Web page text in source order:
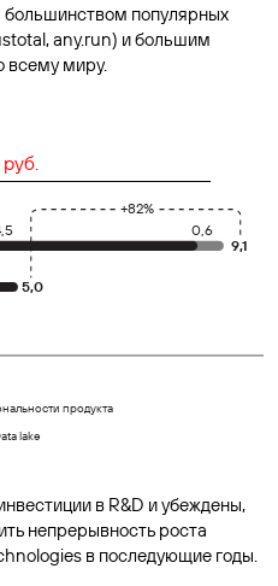
большинством популярных
any.run) и большим
всему миру.
продукта
lake
9,1
5,0
0,6
+82%
в R&D и убеждены,
непрерывность роста
в последующие годы.